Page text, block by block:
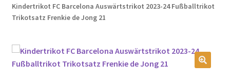
Blog
Kontaktiere uns
Kindertrikot FC Barcelona Auswärtstrikot 2023-24 Fußballtrikot
Trikotsatz Frenkie de Jong 21